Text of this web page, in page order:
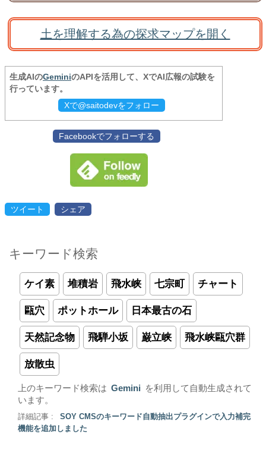
土を理解する為の探求マップを開く
生成AIのGeminiのAPIを活用して、XでAI広報の試験を
行っています。
Xで@saitodevをフォロー
Facebookでフォローする
ツイート シェア
キーワード検索
ケイ素 堆積岩 飛水峡 七宗町 チャート
甌穴 ポットホール 日本最古の石
天然記念物 飛騨小坂 巌立峡 飛水峡甌穴群
放散虫
上のキーワード検索は Gemini
を利用して自動生成されて
います。
詳細記事 :
SOY CMSのキーワード自動抽出プラグインで入力補完
機能を追加しました